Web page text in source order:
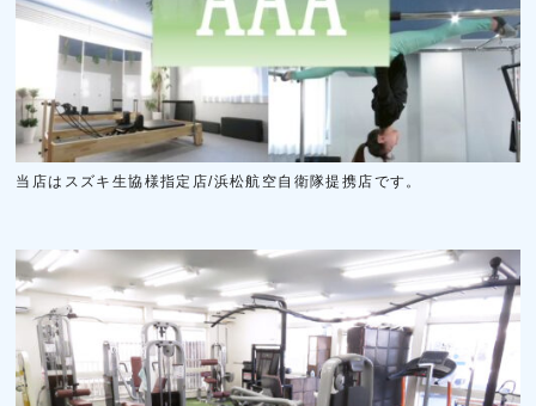
当店はスズキ生協様指定店/浜松航空自衛隊提携店です。